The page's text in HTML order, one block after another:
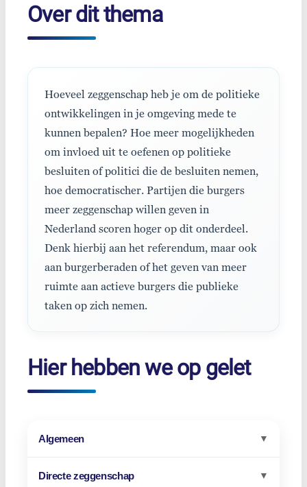
Over dit thema
Hoeveel zeggenschap heb je om de politieke
ontwikkelingen in je omgeving mede te
kunnen bepalen? Hoe meer mogelijkheden
om invloed uit te oefenen op politieke
besluiten of politici die de besluiten nemen,
hoe democratischer. Partijen die burgers
meer zeggenschap willen geven in
Nederland scoren hoger op dit onderdeel.
Denk hierbij aan het referendum, maar ook
aan burgerberaden of het geven van meer
ruimte aan actieve burgers die publieke
taken op zich nemen.
Hier hebben we op gelet
Algemeen ▼
Directe zeggenschap ▼